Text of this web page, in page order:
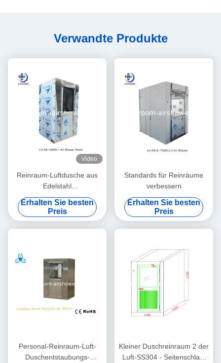
Verwandte Produkte
Video
Reinraum-Luftdusche aus
Edelstahl
Hochleistungslösung für
Reinraumstandards
Erhalten Sie besten
Preis
Standards für Reinräume
verbessern
Erhalten Sie besten
Preis
Personal-Reinraum-Luft-
Duschentstaubungs-
Kleiner Duschreinraum 2 der
Luft-SS304 - Seitenschlag,